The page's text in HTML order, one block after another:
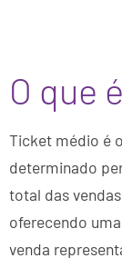
O que
Ticket médio é
determinado
total das
oferecendo
venda